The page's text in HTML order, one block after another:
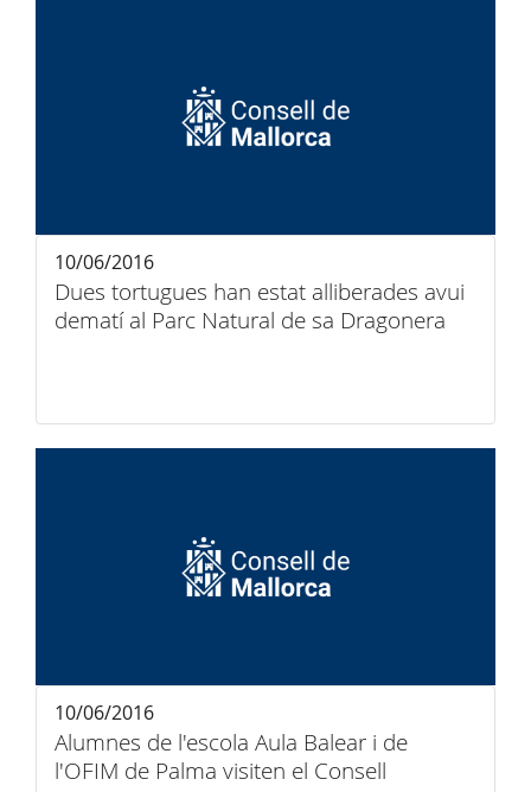
Dues tortugues han estat alliberades avui
dematí al Parc Natural de sa Dragonera
10/06/2016
Alumnes de l'escola Aula Balear i de
l'OFIM de Palma visiten el Consell
10/06/2016